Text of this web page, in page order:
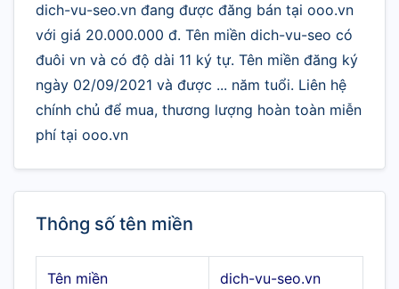
dich-vu-seo.vn đang được đăng bán tại ooo.vn
với giá 20.000.000 đ. Tên miền dich-vu-seo có
đuôi vn và có độ dài 11 ký tự. Tên miền đăng ký
ngày 02/09/2021 và được ... năm tuổi. Liên hệ
chính chủ để mua, thương lượng hoàn toàn miễn
phí tại ooo.vn
Thông số tên miền
Tên miền dich-vu-seo.vn